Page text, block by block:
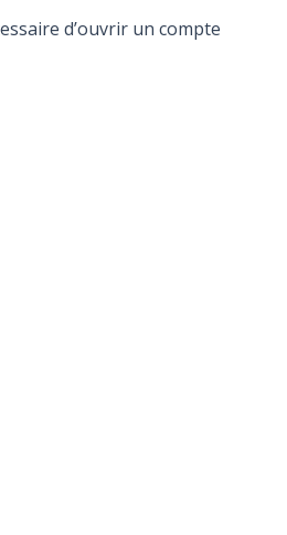
d’ouvrir un compte